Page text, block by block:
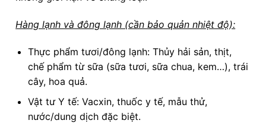
Hàng lạnh và đông lạnh (cần bảo quản nhiệt độ):
Thực phẩm tươi/đông lạnh: Thủy hải sản, thịt,
chế phẩm từ sữa (sữa tươi, sữa chua, kem…), trái
cây, hoa quả.
Vật tư Y tế: Vacxin, thuốc y tế, mẫu thử,
nước/dung dịch đặc biệt.